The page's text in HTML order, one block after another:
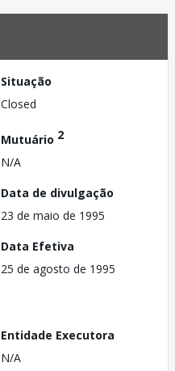
Situação
Closed
Mutuário 2
N/A
Data de divulgação
23 de maio de 1995
Data Efetiva
25 de agosto de 1995
Entidade Executora
N/A